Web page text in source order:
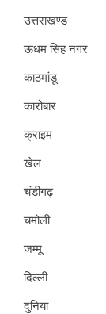
उत्तराखण्ड
ऊधम सिंह नगर
काठमांडू
कारोबार
क्राइम
खेल
चंडीगढ़
चमोली
जम्मू
दिल्ली
दुनिया